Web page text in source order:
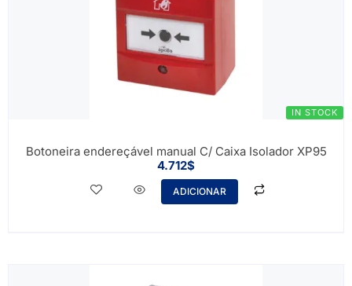
IN STOCK
Botoneira endereçável manual C/ Caixa Isolador XP95
4.712$
ADICIONAR